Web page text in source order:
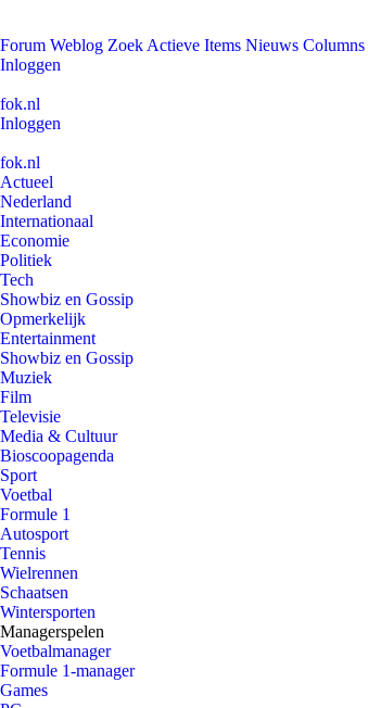
Forum Weblog Zoek Actieve Items Nieuws Columns
Inloggen
fok.nl
Inloggen
fok.nl
Actueel
Nederland
Internationaal
Economie
Politiek
Tech
Showbiz en Gossip
Opmerkelijk
Entertainment
Showbiz en Gossip
Muziek
Film
Televisie
Media & Cultuur
Bioscoopagenda
Sport
Voetbal
Formule 1
Autosport
Tennis
Wielrennen
Schaatsen
Wintersporten
Managerspelen
Voetbalmanager
Formule 1-manager
Games